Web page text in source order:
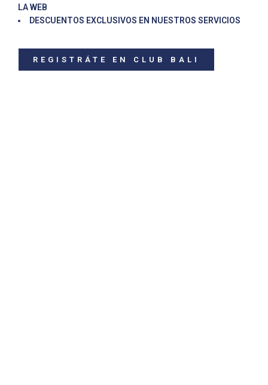
LA WEB
DESCUENTOS EXCLUSIVOS EN NUESTROS SERVICIOS
REGISTRÁTE EN CLUB BALI